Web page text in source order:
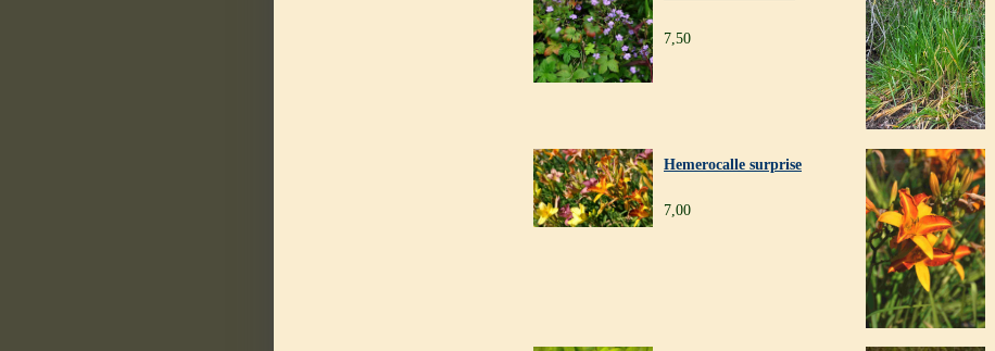
7,50
Hemerocalle surprise
7,00